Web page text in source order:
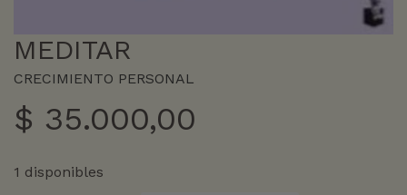
MEDITAR
CRECIMIENTO PERSONAL
$ 35.000,00
1 disponibles